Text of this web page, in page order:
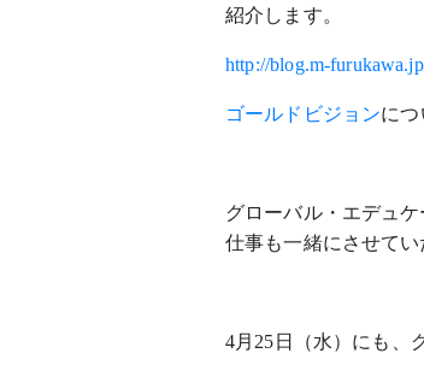
紹介します。
http://blog.m-
ゴールドビジョンにつ
グローバル・エデュ
仕事も一緒にさせて
4月25日（水）にも、